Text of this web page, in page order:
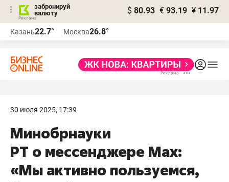
забронируй
валюту
$ 80.93 € 93.19 ¥ 11.97
Казань22.7° Москва26.8°
30 июля 2025, 17:39
Минобрнауки
РТ о мессенджере Max:
«Мы активно пользуемся,